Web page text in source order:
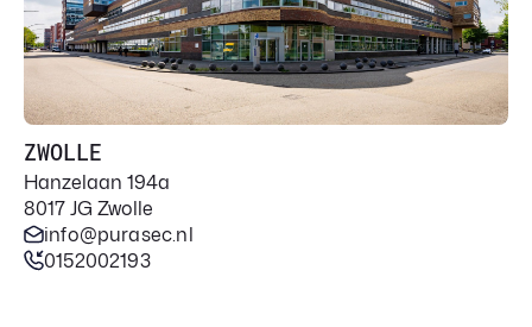
ZWOLLE
Hanzelaan 194a
8017 JG Zwolle
info@purasec.nl
0152002193